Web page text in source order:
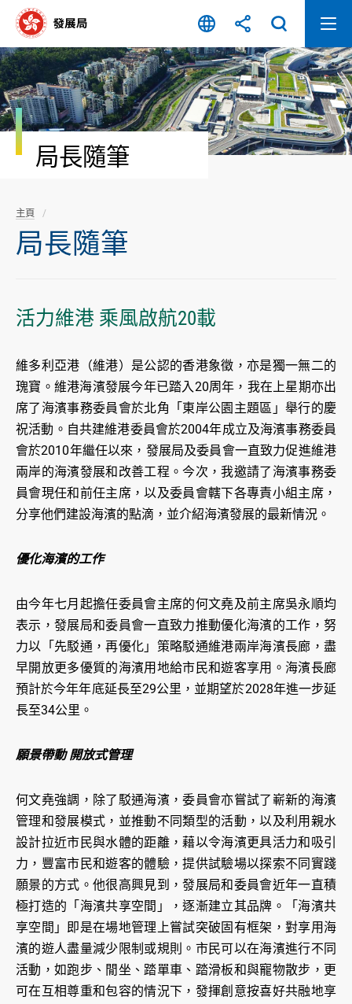
容
開
始
局長隨筆
主頁
局長隨筆
活力維港 乘風啟航20載
維多利亞港（維港）是公認的香港象徵，亦是獨一無二的
瑰寶。維港海濱發展今年已踏入20周年，我在上星期亦出
席了海濱事務委員會於北角「東岸公園主題區」舉行的慶
祝活動。自共建維港委員會於2004年成立及海濱事務委員
會於2010年繼任以來，發展局及委員會一直致力促進維港
兩岸的海濱發展和改善工程。今次，我邀請了海濱事務委
員會現任和前任主席，以及委員會轄下各專責小組主席，
分享他們建設海濱的點滴，並介紹海濱發展的最新情況。
優化海濱的工作
由今年七月起擔任委員會主席的何文堯及前主席吳永順均
表示，發展局和委員會一直致力推動優化海濱的工作，努
力以「先駁通，再優化」策略駁通維港兩岸海濱長廊，盡
早開放更多優質的海濱用地給市民和遊客享用。海濱長廊
預計於今年年底延長至29公里，並期望於2028年進一步延
長至34公里。
願景帶動 開放式管理
何文堯強調，除了駁通海濱，委員會亦嘗試了嶄新的海濱
管理和發展模式，並推動不同類型的活動，以及利用親水
設計拉近市民與水體的距離，藉以令海濱更具活力和吸引
力，豐富市民和遊客的體驗，提供試驗場以探索不同實踐
願景的方式。他很高興見到，發展局和委員會近年一直積
極打造的「海濱共享空間」，逐漸建立其品牌。「海濱共
享空間」即是在場地管理上嘗試突破固有框架，對享用海
濱的遊人盡量減少限制或規則。市民可以在海濱進行不同
活動，如跑步、閒坐、踏單車、踏滑板和與寵物散步，更
可在互相尊重和包容的情況下，發揮創意按喜好共融地享